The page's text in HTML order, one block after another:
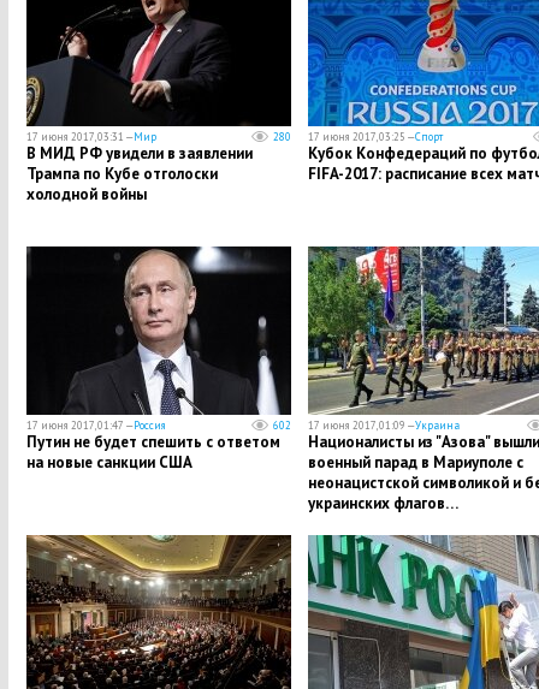
17 июня 2017, 03:31 —Мир 280
В МИД РФ увидели в заявлении
Трампа по Кубе отголоски
холодной войны
17 июня 2017, 03:25 —Спорт
Кубок Конфедераций по
FIFA-2017: расписание всех
17 июня 2017, 01:47 —Россия 602
Путин не будет спешить с ответом
на новые санкции США
17 июня 2017, 01:09 —Украина
Националисты из "Азова"
военный парад в Мариуполе с
неонацистской символикой и
украинских флагов…